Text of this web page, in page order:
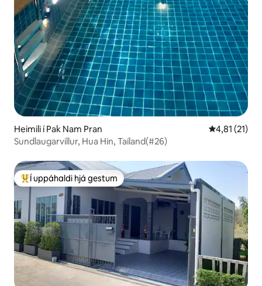
Heimili í Pak Nam Pran 4,81 af 5 í
4,81 (21)
Sundlaugarvillur, Hua Hin, Taíland(#26)
Í mestu uppáhaldi hjá gestum
Í uppáhaldi hjá gestum